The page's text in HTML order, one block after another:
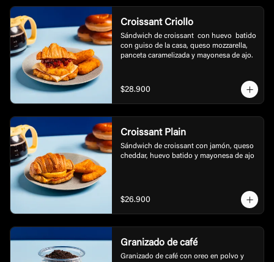
Croissant Criollo
Sándwich de croissant  con huevo  batido
con guiso de la casa, queso mozzarella,
panceta caramelizada y mayonesa de ajo.
$28.900
Croissant Plain
Sándwich de croissant con jamón, queso
cheddar, huevo batido y mayonesa de ajo
$26.900
Granizado de café
Granizado de café con oreo en polvo y